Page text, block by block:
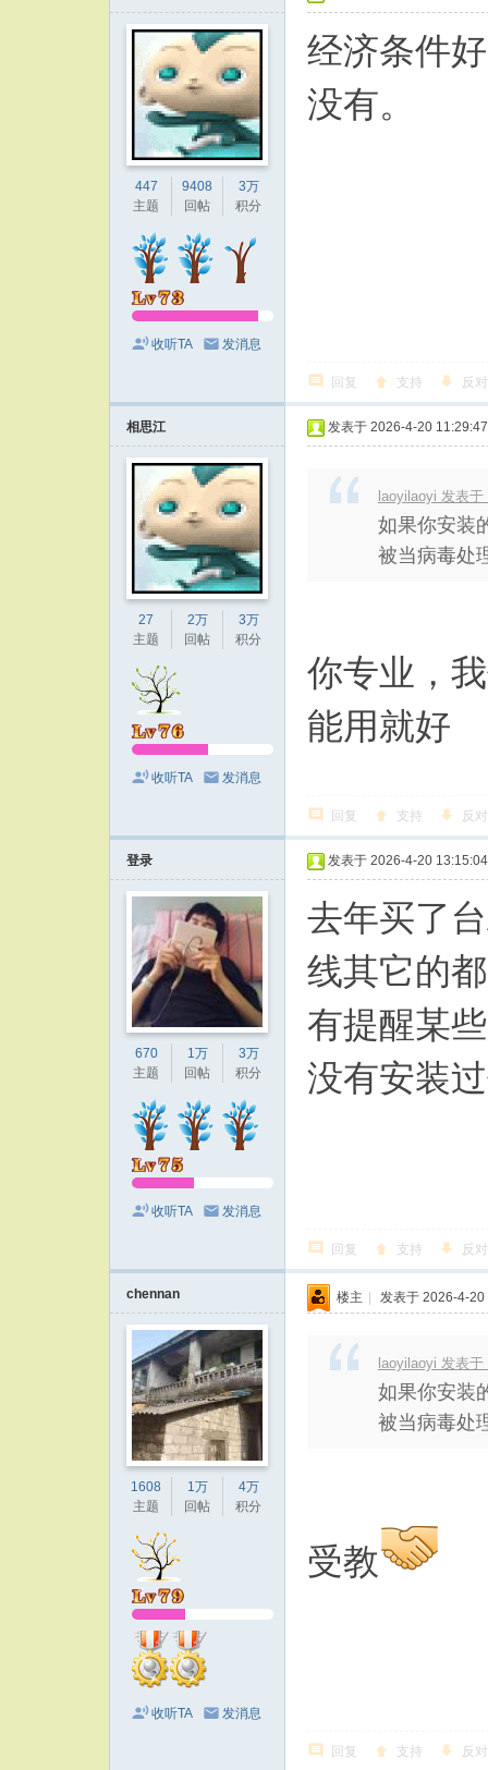
447
主题
9408
回帖
3万
积分
收听TA 发消息
经济条件
没有。
回复 支持 反对
相思江
27
主题
2万
回帖
3万
积分
收听TA 发消息
发表于 2026-4-20 11:29:47
laoyilaoyi 发表
如果你安装
被当病毒处
你专业，
能用就好
回复 支持 反对
登录
670
主题
1万
回帖
3万
积分
收听TA 发消息
发表于 2026-4-20 13:15:04
去年买了
线其它的
有提醒某
没有安装
回复 支持 反对
chennan
1608
主题
1万
回帖
4万
积分
收听TA 发消息
楼主 | 发表于 2026-4-
laoyilaoyi 发表
如果你安装
被当病毒处
受教
回复 支持 反对